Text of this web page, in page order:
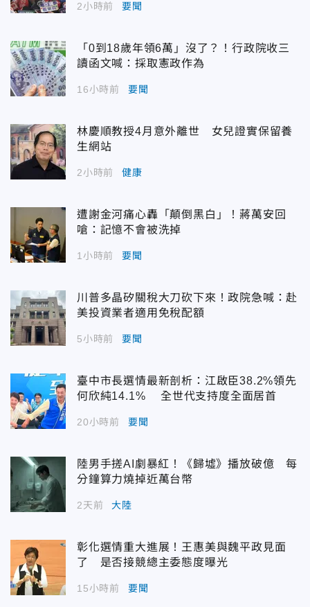
2小時前 要聞
「0到18歲年領6萬」沒了？！行政院收三
讀函文喊：採取憲政作為
16小時前 要聞
林慶順教授4月意外離世 女兒證實保留養
生網站
2小時前 健康
遭謝金河痛心轟「顛倒黑白」！蔣萬安回
嗆：記憶不會被洗掉
1小時前 要聞
川普多晶矽關稅大刀砍下來！政院急喊：赴
美投資業者適用免稅配額
5小時前 要聞
臺中市長選情最新剖析：江啟臣38.2%領先
何欣純14.1% 全世代支持度全面居首
20小時前 要聞
陸男手搓AI劇暴紅！《歸墟》播放破億 每
分鐘算力燒掉近萬台幣
2天前 大陸
彰化選情重大進展！王惠美與魏平政見面
了 是否接競總主委態度曝光
15小時前 要聞